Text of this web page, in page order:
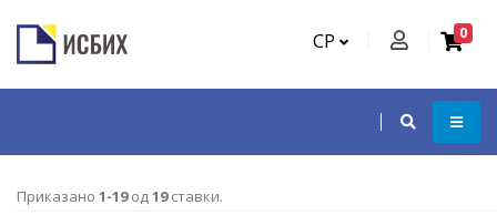
СР 0
Приказано 1-19од19ставки.